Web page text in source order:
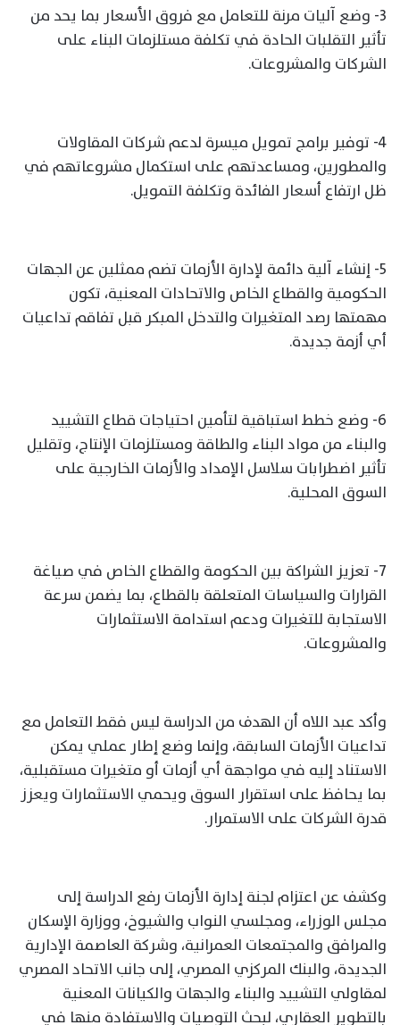
3- وضع آليات مرنة للتعامل مع فروق الأسعار بما يحد من
تأثير التقلبات الحادة في تكلفة مستلزمات البناء على
الشركات والمشروعات.
4- توفير برامج تمويل ميسرة لدعم شركات المقاولات
والمطورين، ومساعدتهم على استكمال مشروعاتهم في
ظل ارتفاع أسعار الفائدة وتكلفة التمويل.
5- إنشاء آلية دائمة لإدارة الأزمات تضم ممثلين عن الجهات
الحكومية والقطاع الخاص والاتحادات المعنية، تكون
مهمتها رصد المتغيرات والتدخل المبكر قبل تفاقم تداعيات
أي أزمة جديدة.
6- وضع خطط استباقية لتأمين احتياجات قطاع التشييد
والبناء من مواد البناء والطاقة ومستلزمات الإنتاج، وتقليل
تأثير اضطرابات سلاسل الإمداد والأزمات الخارجية على
السوق المحلية.
7- تعزيز الشراكة بين الحكومة والقطاع الخاص في صياغة
القرارات والسياسات المتعلقة بالقطاع، بما يضمن سرعة
الاستجابة للتغيرات ودعم استدامة الاستثمارات
والمشروعات.
وأكد عبد اللاه أن الهدف من الدراسة ليس فقط التعامل مع
تداعيات الأزمات السابقة، وإنما وضع إطار عملي يمكن
الاستناد إليه في مواجهة أي أزمات أو متغيرات مستقبلية،
بما يحافظ على استقرار السوق ويحمي الاستثمارات ويعزز
قدرة الشركات على الاستمرار.
وكشف عن اعتزام لجنة إدارة الأزمات رفع الدراسة إلى
مجلس الوزراء، ومجلسي النواب والشيوخ، ووزارة الإسكان
والمرافق والمجتمعات العمرانية، وشركة العاصمة الإدارية
الجديدة، والبنك المركزي المصري، إلى جانب الاتحاد المصري
لمقاولي التشييد والبناء والجهات والكيانات المعنية
بالتطوير العقاري، لبحث التوصيات والاستفادة منها في